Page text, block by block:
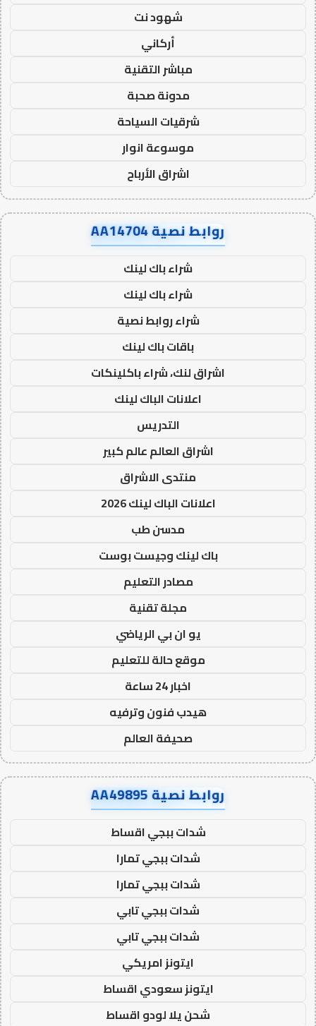
شهود نت
أركاني
مباشر التقنية
مدونة صحبة
شرقيات السياحة
موسوعة انوار
اشراق الأرباح
روابط نصية AA14704
شراء باك لينك
شراء باك لينك
شراء روابط نصية
باقات باك لينك
اشراق لنك، شراء باكلينكات
اعلانات الباك لينك
التدريس
اشراق العالم عالم كبير
منتدى الاشراق
اعلانات الباك لينك 2026
مدسن طب
باك لينك وجيست بوست
مصادر التعليم
مجلة تقنية
يو ان بي الرياضي
موقع حالة للتعليم
اخبار 24 ساعة
هيدب فنون وترفيه
صحيفة العالم
روابط نصية AA49895
شدات ببجي اقساط
شدات ببجي تمارا
شدات ببجي تمارا
شدات ببجي تابي
شدات ببجي تابي
ايتونز امريكي
ايتونز سعودي اقساط
شحن يلا لودو اقساط